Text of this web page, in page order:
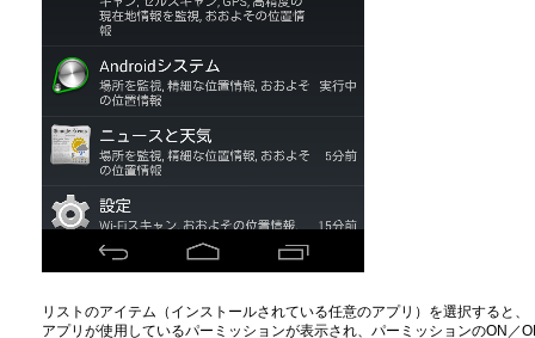
リストのアイテム（インストールされている任意のアプリ）を選択すると、
アプリが使用しているパーミッションが表示され、パーミッションのON／